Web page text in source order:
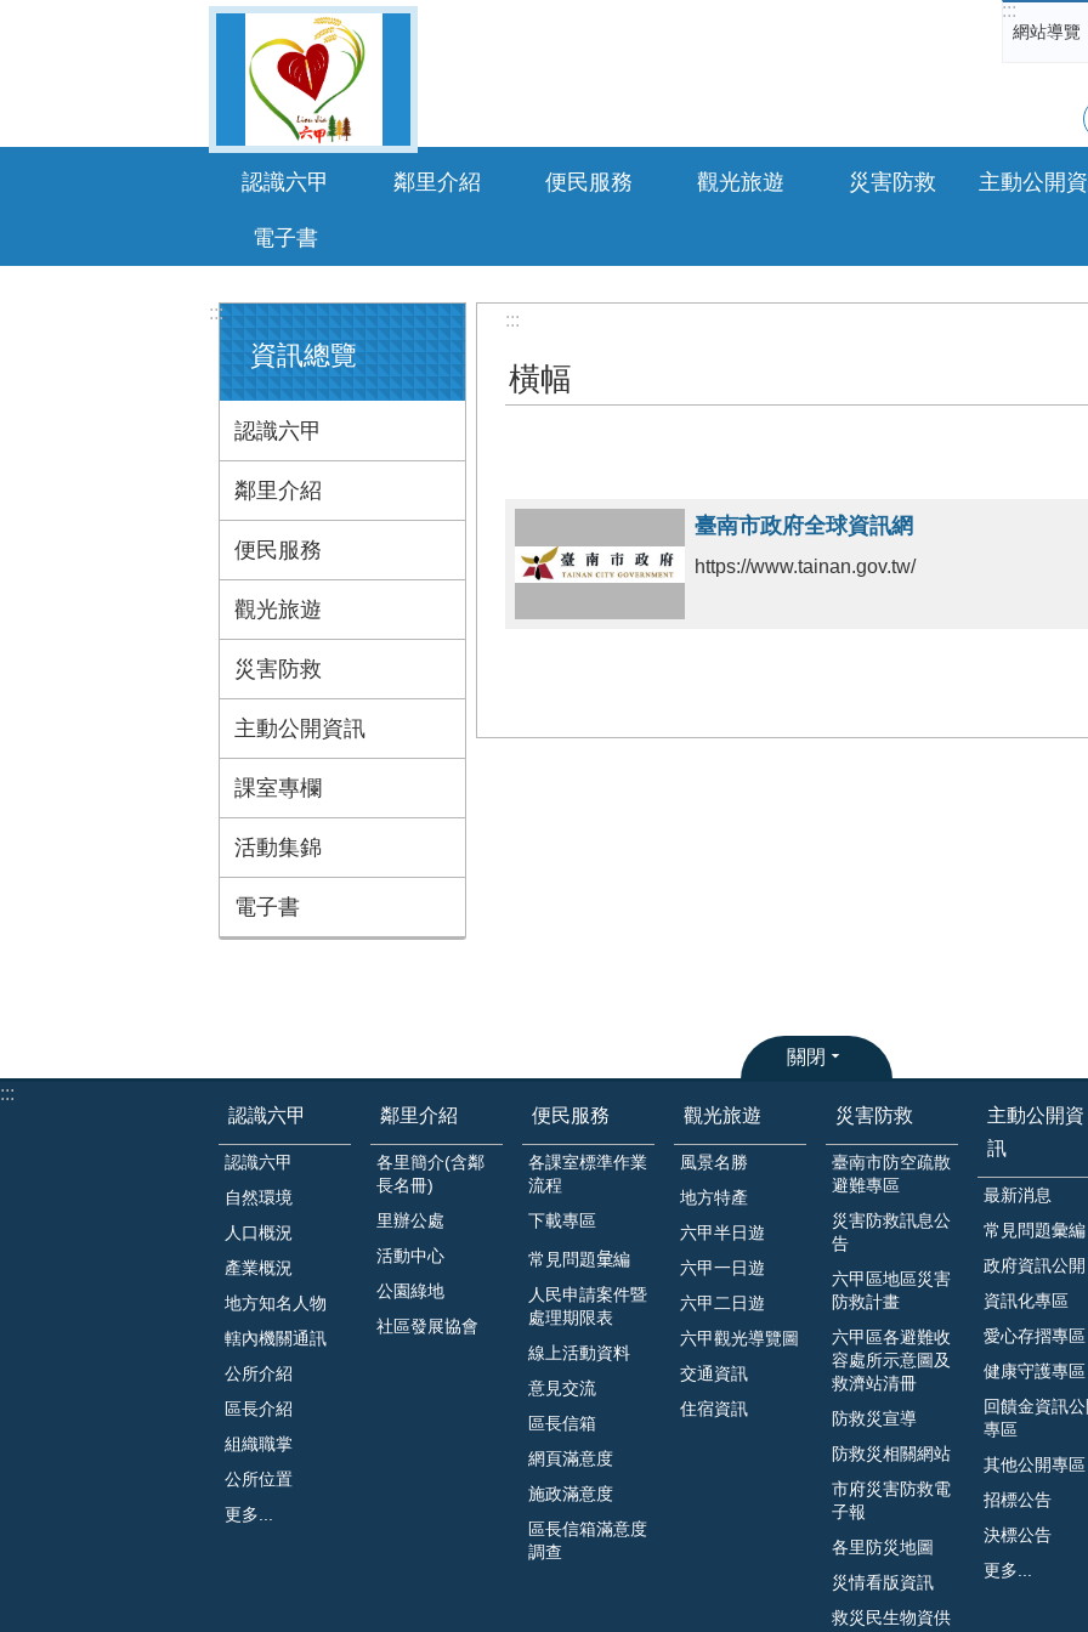
:::
網站導覽
認識六甲 鄰里介紹 便民服務 觀光旅遊 災害防救 主動公開
電子書
:::
資訊總覽
認識六甲
鄰里介紹
便民服務
觀光旅遊
災害防救
主動公開資訊
課室專欄
活動集錦
電子書
:::
橫幅
臺南市政府全球資訊網
https://www.tainan.gov.tw/
關閉
:::
認識六甲
認識六甲
自然環境
人口概況
產業概況
地方知名人物
轄內機關通訊
公所介紹
區長介紹
組織職掌
公所位置
更多...
鄰里介紹
各里簡介(含鄰
長名冊)
里辦公處
活動中心
公園綠地
社區發展協會
便民服務
各課室標準作業
流程
下載專區
常見問題𢑥編
人民申請案件暨
處理期限表
線上活動資料
意見交流
區長信箱
網頁滿意度
施政滿意度
區長信箱滿意度
調查
觀光旅遊
風景名勝
地方特產
六甲半日遊
六甲一日遊
六甲二日遊
六甲觀光導覽圖
交通資訊
住宿資訊
災害防救
臺南市防空疏散
避難專區
災害防救訊息公
告
六甲區地區災害
防救計畫
六甲區各避難收
容處所示意圖及
救濟站清冊
防救災宣導
防救災相關網站
市府災害防救電
子報
各里防災地圖
災情看版資訊
救災民生物資供
主動公開資
訊
最新消息
常見問題彙編
政府資訊公開
資訊化專區
愛心存摺專區
健康守護專區
回饋金資訊公
專區
其他公開專區
招標公告
決標公告
更多...